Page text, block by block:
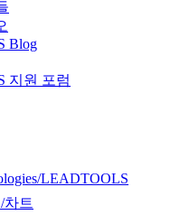
Blog
지원 포럼
LEADTOOLS
차트